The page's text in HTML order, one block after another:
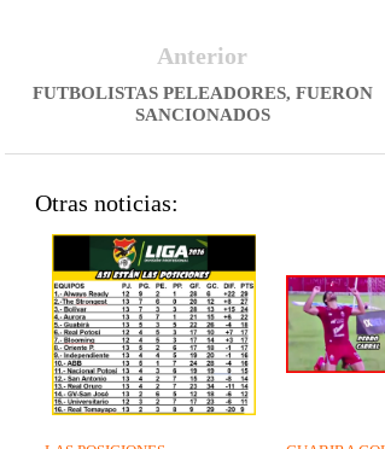
Anterior
FUTBOLISTAS PELEADORES, FUERON
SANCIONADOS
Otras noticias: